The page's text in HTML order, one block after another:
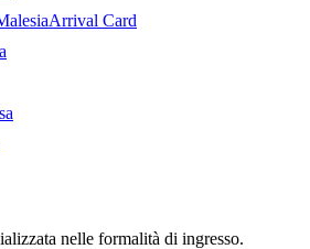
Arrival Card
nelle formalità di ingresso.